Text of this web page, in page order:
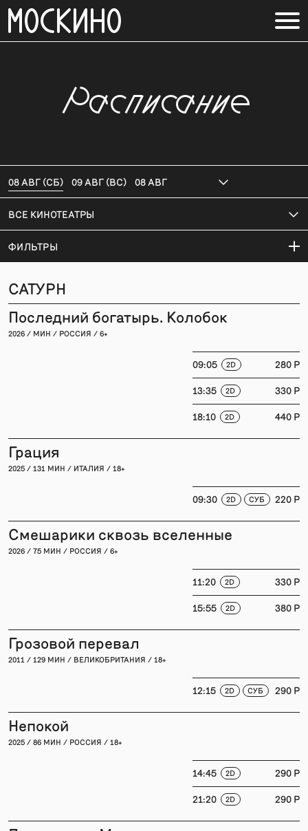
Расписание
ВСЕ КИНОТЕАТРЫ
08 АВГ (СБ) 09 АВГ (ВС) 08 АВГ
ФИЛЬТРЫ
САТУРН
Последний богатырь. Колобок
2026 / МИН / РОССИЯ / 6+
09:05 2D 280 P
13:35 2D 330 P
18:10 2D 440 P
Грация
2025 / 131 МИН / ИТАЛИЯ / 18+
09:30 2D СУБ 220 P
Смешарики сквозь вселенные
2026 / 75 МИН / РОССИЯ / 6+
11:20 2D 330 P
15:55 2D 380 P
Грозовой перевал
2011 / 129 МИН / ВЕЛИКОБРИТАНИЯ / 18+
12:15 2D СУБ 290 P
Непокой
2025 / 86 МИН / РОССИЯ / 18+
14:45 2D 290 P
21:20 2D 290 P